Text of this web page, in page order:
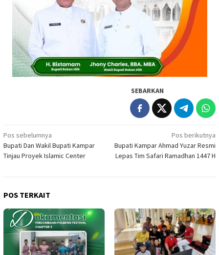
SEBARKAN
Navigasi
pos
Pos sebelumnya
Bupati Dan Wakil Bupati Kampar
Tinjau Proyek Islamic Center
Pos berikutnya
Bupati Kampar Ahmad Yuzar Resmi
Lepas Tim Safari Ramadhan 1447 H
POS TERKAIT